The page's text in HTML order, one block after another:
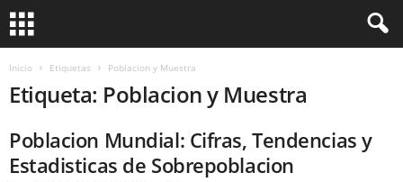
Inicio Etiquetas Poblacion y Muestra
Etiqueta: Poblacion y Muestra
Poblacion Mundial: Cifras, Tendencias y
Estadisticas de Sobrepoblacion